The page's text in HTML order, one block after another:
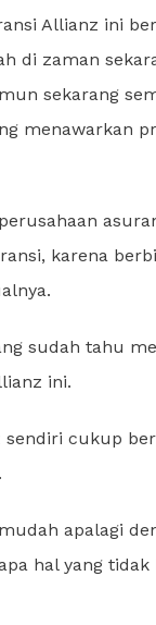
Allianz ini
di zaman
sekarang
karena
sudah tahu
ini.
cukup
apalagi
hal yang